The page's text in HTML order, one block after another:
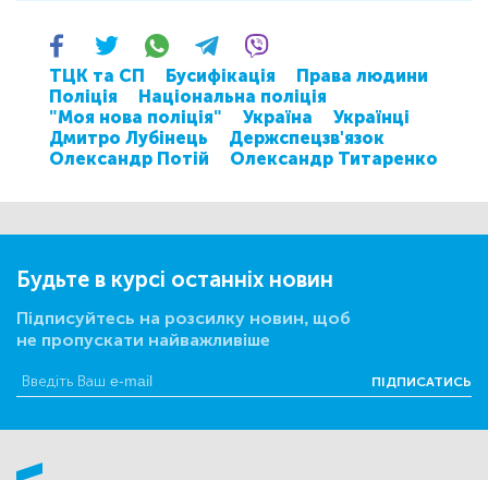
ТЦК та СП Бусифікація
Права людини
Поліція
Національна поліція
"Моя нова поліція"
Україна
Українці
Дмитро Лубінець
Держспецзв'язок
Олександр Потій
Олександр Титаренко
Будьте в курсі останніх новин
Підписуйтесь на розсилку новин, щоб
не пропускати найважливіше
ПІДПИСАТИСЬ